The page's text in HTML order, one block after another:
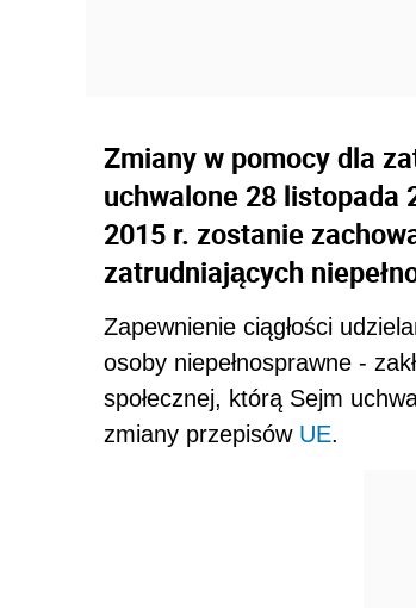
Zmiany w pomocy dla
uchwalone 28 listopada
2015 r. zostanie
zatrudniających
Zapewnienie ciągłości
osoby niepełnosprawne -
społecznej, którą Sejm
zmiany przepisów UE.